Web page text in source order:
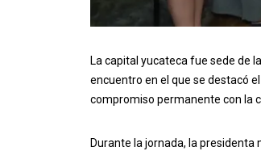
La capital yucateca fue sede de
encuentro en el que se destacó
compromiso permanente con la
Durante la jornada, la presidenta